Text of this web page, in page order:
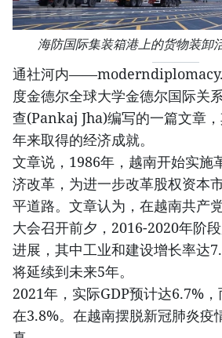
海防国际集装箱港上的货物装卸
通社河内
度金德尔全球大学金德尔国际关
查(Pankaj Jha)编写的一篇文章
年来取得的经济成就。
文章说，1986年，越南开始实施
济改革，为进一步改革股权资本
平道路。文章认为，在越南共产
大会召开前夕，2016-2020年阶
进展，其中工业和建设增长率达
将延续到未来5年。
2021年，实际GDP预计达6.7%
在3.8%。在越南摆脱新冠肺炎疫